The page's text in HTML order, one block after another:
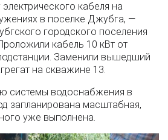
кабеля на
в поселке Джубга, —
городского поселения
кабель 10 кВт от
Заменили вышедший
на скважине 13.
системы водоснабжения в
запланирована масштабная,
уже выполнена.